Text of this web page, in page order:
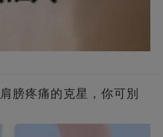
膀疼痛的克星，你可別